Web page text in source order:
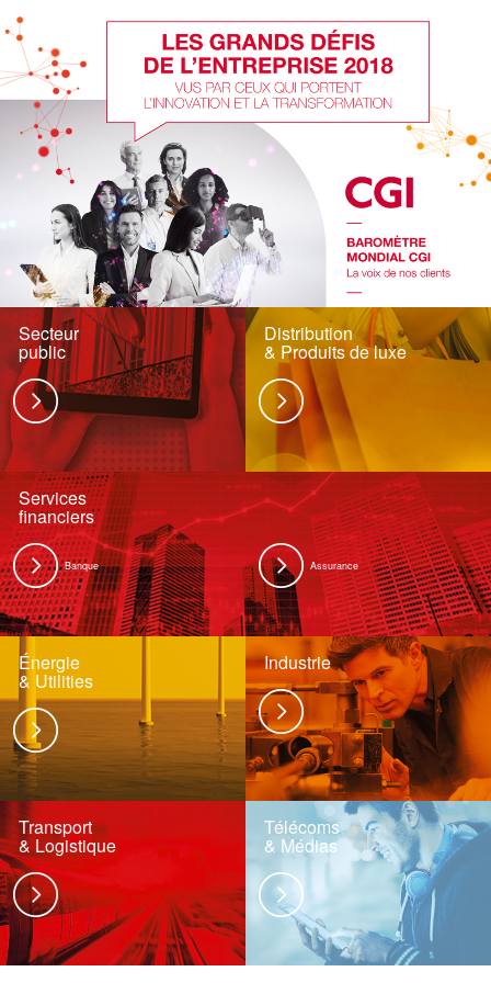
Secteur
public
Distribution
& Produits de luxe
Services
financiers
Banque Assurance
Industrie
Énergie
& Utilities
Télécoms
& Médias
Transport
& Logistique